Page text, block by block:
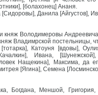
[болахонец] Ананя.
Данила [Айгустов],
княж Володимеровы
Владимрской постельницы,
Катоуня [вдовы],
Ивана,
Нащекина], Максима, да
[Ягина], Семена
Богдана, Меншой,